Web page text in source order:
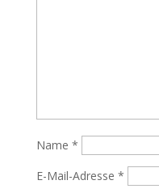
Name *
E-Mail-Adresse *